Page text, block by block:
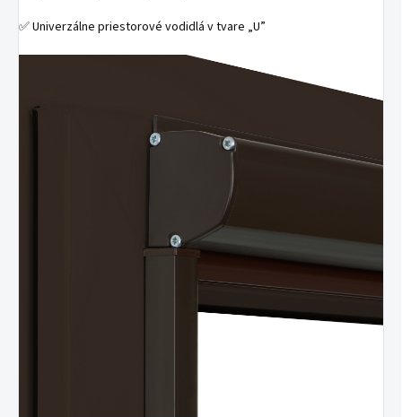
✅ Univerzálne priestorové vodidlá v tvare „U”